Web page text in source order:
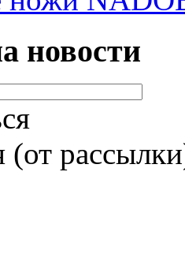
новости
(от